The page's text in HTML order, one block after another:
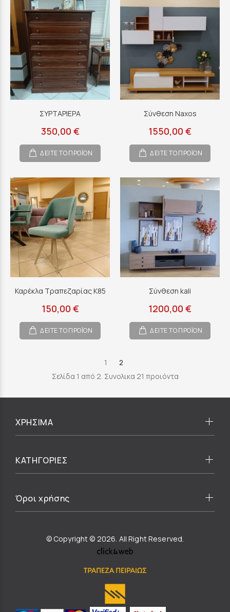
ΣΥΡΤΑΡΙΕΡΑ
350,00 €
ΔΕΙΤΕ ΤΟ ΠΡΟΪΟΝ
Σύνθεση Naxos
1550,00 €
ΔΕΙΤΕ ΤΟ ΠΡΟΪΟΝ
Καρέκλα Τραπεζαρίας Κ85
150,00 €
ΔΕΙΤΕ ΤΟ ΠΡΟΪΟΝ
Σύνθεση kali
1200,00 €
ΔΕΙΤΕ ΤΟ ΠΡΟΪΟΝ
1
2
Σελίδα 1 από 2. Συνολικα 21 προιόντα
ΧΡΗΣΙΜΑ
ΚΑΤΗΓΟΡΙΕΣ
Όροι χρήσης
© Copyright © 2026. All Right Reserved.